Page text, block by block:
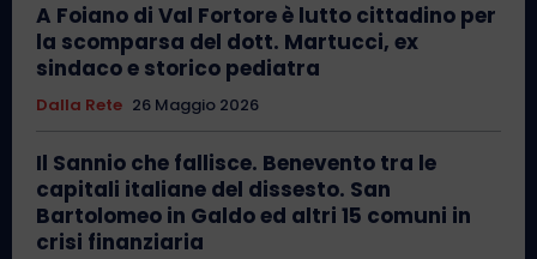
A Foiano di Val Fortore è lutto cittadino per
la scomparsa del dott. Martucci, ex
sindaco e storico pediatra
Dalla Rete 26 Maggio 2026
Il Sannio che fallisce. Benevento tra le
capitali italiane del dissesto. San
Bartolomeo in Galdo ed altri 15 comuni in
crisi finanziaria